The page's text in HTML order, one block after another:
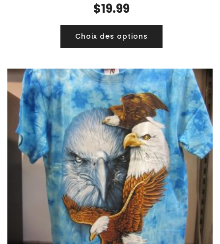
$19.99
Choix des options